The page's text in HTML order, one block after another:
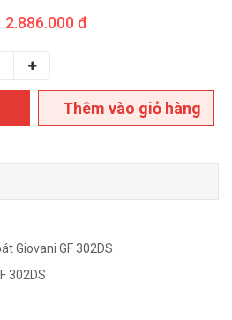
2.886.000 đ
Thêm vào giỏ hàng
Giovani GF 302DS
302DS